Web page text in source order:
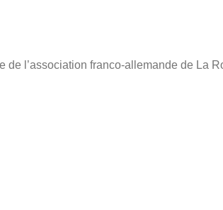
l’association franco-allemande de La